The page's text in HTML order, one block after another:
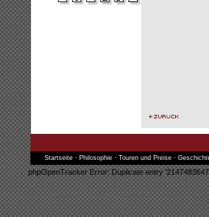
Startseite· Philosophie· Touren und Preise·
phpOpenTracker Error: Duplicate entry